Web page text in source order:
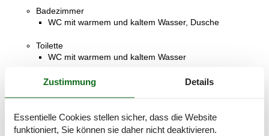
Badezimmer
WC mit warmem und kaltem Wasser, Dusche
Toilette
WC mit warmem und kaltem Wasser
Terrasse
Zustimmung Details
Essentielle Cookies stellen sicher, dass die Website
funktioniert, Sie können sie daher nicht deaktivieren.